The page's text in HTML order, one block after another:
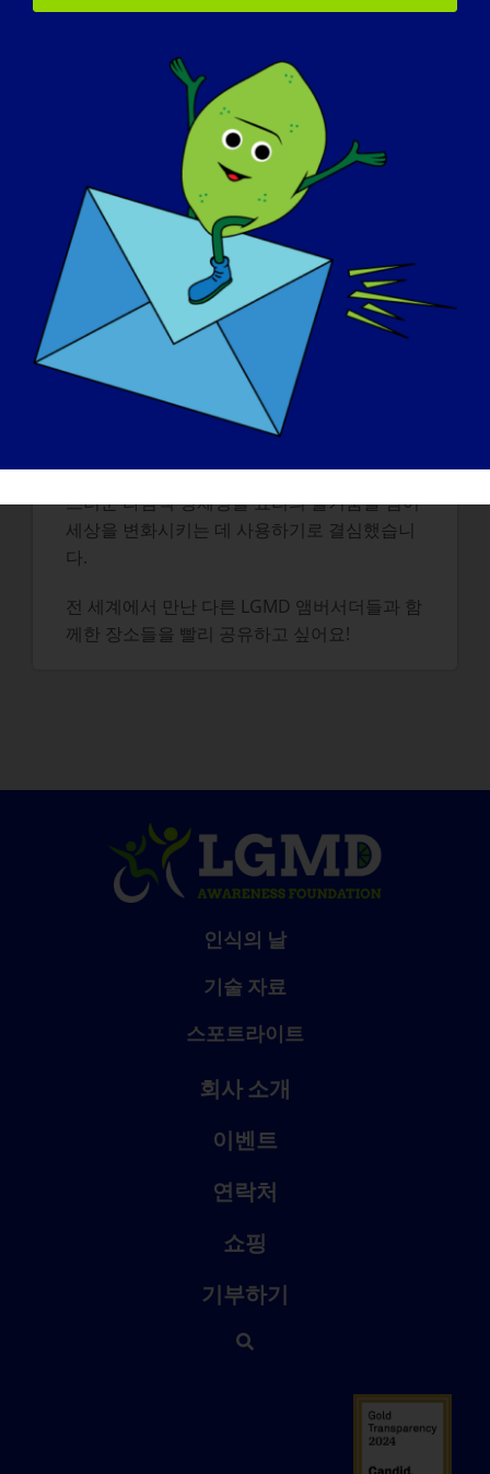
에 동참하게 되어 매우 자랑스럽습니다. 게다가
멋진 사람들과 함께 사진을 찍는 것도 정말 좋
'라임모지 소녀'와 'LGMD 홍보대사 소녀'가 되
기 위한 가장 큰 도전은 무엇인가요?
정말 가장 큰 도전은 모든 셀카를 찍을 수 있도
록 카메라를 준비하는 것입니다.
다른 사람들이 알아야 할 나만의 특별한 점은
무엇인가요?
제 이름이 거들(Girdie, 아시겠죠? 거들?)이고
LGMD Awareness의 공식 색상이 라임 그린이
고 싶다는 생각이 들었습니다. 저는 저의 자연
스러운 라임색 정체성을 요리의 즐거움을 넘어
세상을 변화시키는 데 사용하기로 결심했습니
다.
전 세계에서 만난 다른 LGMD 앰버서더들과 함
께한 장소들을 빨리 공유하고 싶어요!
인식의 날
기술 자료
스포트라이트
회사 소개
이벤트
연락처
쇼핑
기부하기